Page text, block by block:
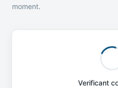
moment.
Verificant